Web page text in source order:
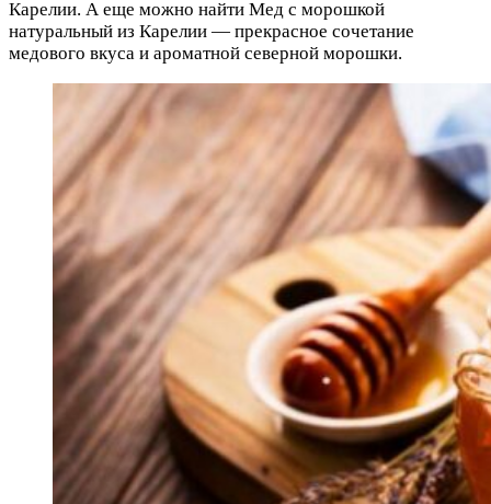
Карелии. А еще можно найти Мед с морошкой
натуральный из Карелии — прекрасное сочетание
медового вкуса и ароматной северной морошки.